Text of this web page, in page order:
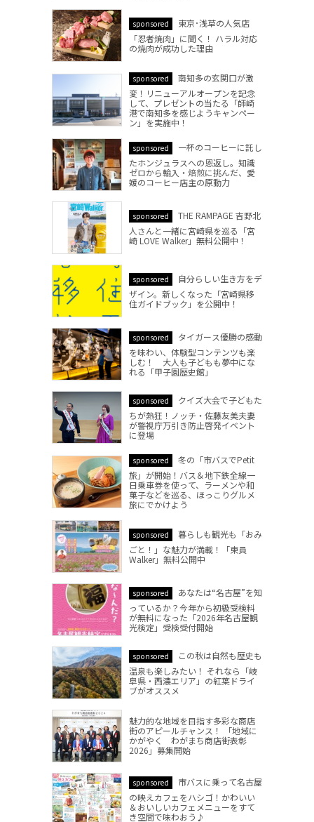
sponsored
東京･浅草の人気店
「忍者焼肉」に聞く！ ハラル対応
の焼肉が成功した理由
sponsored
南知多の玄関口が激
変！リニューアルオープンを記念
して、プレゼントの当たる「師崎
港で南知多を感じようキャンペー
ン」を実施中！
sponsored
一杯のコーヒーに託し
たホンジュラスへの恩返し。知識
ゼロから輸入・焙煎に挑んだ、愛
媛のコーヒー店主の原動力
sponsored
THE RAMPAGE 吉野北
人さんと一緒に宮崎県を巡る「宮
崎 LOVE Walker」無料公開中！
sponsored
自分らしい生き方をデ
ザイン。新しくなった「宮崎県移
住ガイドブック」を公開中！
sponsored
タイガース優勝の感動
を味わい、体験型コンテンツも楽
しむ！ 大人も子どもも夢中にな
れる「甲子園歴史館」
sponsored
クイズ大会で子どもた
ちが熱狂！ノッチ・佐藤友美夫妻
が警視庁万引き防止啓発イベント
に登場
sponsored
冬の「市バスでPetit
旅」が開始！バス＆地下鉄全線一
日乗車券を使って、ラーメンや和
菓子などを巡る、ほっこりグルメ
旅にでかけよう
sponsored
暮らしも観光も「おみ
ごと！」な魅力が満載！「東員
Walker」無料公開中
sponsored
あなたは“名古屋”を知
っているか？今年から初級受検料
が無料になった「2026年名古屋観
光検定」受検受付開始
sponsored
この秋は自然も歴史も
温泉も楽しみたい！ それなら「岐
阜県・西濃エリア」の紅葉ドライ
ブがオススメ
魅力的な地域を目指す多彩な商店
街のアピールチャンス！ 「地域に
かがやく わがまち商店街表彰
2026」募集開始
sponsored
市バスに乗って名古屋
の映えカフェをハシゴ！かわいい
＆おいしいカフェメニューをすて
き空間で味わおう♪